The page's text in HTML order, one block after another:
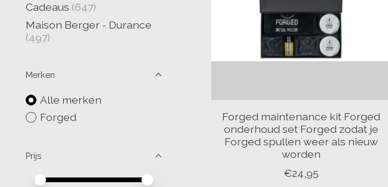
Cadeaus (647)
Maison Berger - Durance
(497)
Merken
Alle merken
Forged
Prijs
Minimale prijswaarde
Price maximum value
Forged maintenance kit Forged
onderhoud set Forged zodat je
Forged spullen weer als nieuw
worden
€24,95